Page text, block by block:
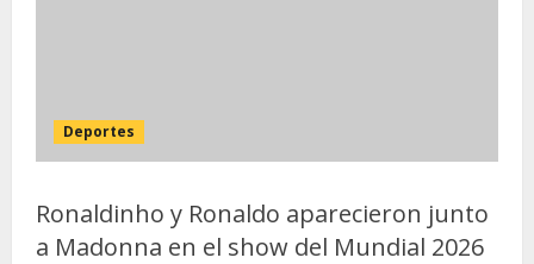
Deportes
Ronaldinho y Ronaldo aparecieron junto
a Madonna en el show del Mundial 2026